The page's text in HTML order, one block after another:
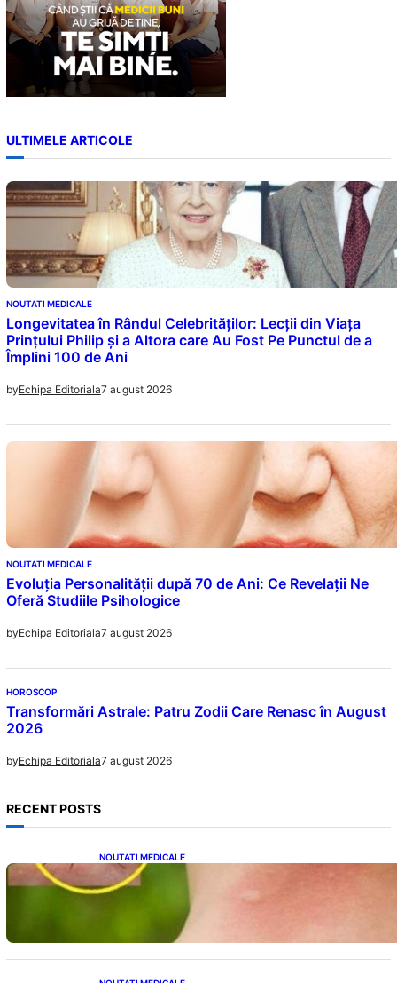
ULTIMELE ARTICOLE
NOUTATI MEDICALE
Longevitatea în Rândul Celebrităților: Lecții din Viața
Prințului Philip și a Altora care Au Fost Pe Punctul de a
Împlini 100 de Ani
byEchipa Editoriala7 august 2026
NOUTATI MEDICALE
Evoluția Personalității după 70 de Ani: Ce Revelații Ne
Oferă Studiile Psihologice
byEchipa Editoriala7 august 2026
HOROSCOP
Transformări Astrale: Patru Zodii Care Renasc în August
2026
byEchipa Editoriala7 august 2026
RECENT POSTS
NOUTATI MEDICALE
Cum bacteriile pielii influențează atracția
țânțarilor: O nouă viziune asupra alegerii